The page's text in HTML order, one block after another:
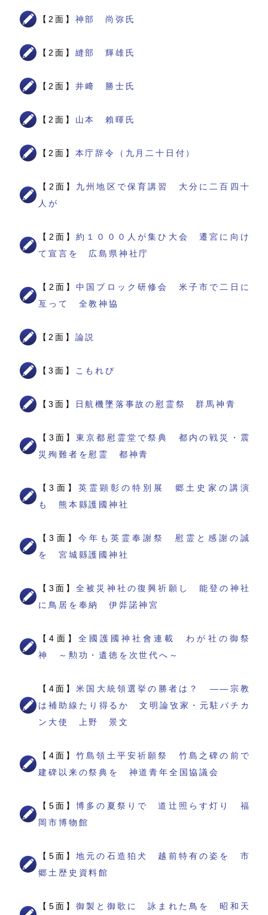
【2面】 神部 尚弥氏
【2面】 縫部 輝雄氏
【2面】 井﨑 勝士氏
【2面】 山本 賴暉氏
【2面】 本庁辞令（九月二十日付）
【2面】 九州地区で保育講習 大分に二百四十
人が
【2面】約１０００人が集ひ大会 遷宮に向け
て宣言を 広島県神社庁
【2面】中国ブロック研修会 米子市で二日に
亙って 全教神協
【2面】 論説
【3面】 こもれび
【3面】 日航機墜落事故の慰霊祭 群馬神青
【3面】東京都慰霊堂で祭典 都内の戦災・震
災殉難者を慰霊 都神青
【3面】 英霊顕彰の特別展 郷土史家の講演
も 熊本縣護國神社
【3面】 今年も英霊奉謝祭 慰霊と感謝の誠
を 宮城縣護國神社
【3面】全被災神社の復興祈願し 能登の神社
に鳥居を奉納 伊弉諾神宮
【4面】 全國護國神社會連載 わが社の御祭
神 ～勲功・遺徳を次世代へ～
【4面】米国大統領選挙の勝者は？ ――宗教
は補助線たり得るか 文明論攷家・元駐バチカ
ン大使 上野 景文
【4面】竹島領土平安祈願祭 竹島之碑の前で
建碑以来の祭典を 神道青年全国協議会
【5面】博多の夏祭りで 道辻照らす灯り 福
岡市博物館
【5面】地元の石造狛犬 越前特有の姿を 市
郷土歴史資料館
【5面】御製と御歌に 詠まれた鳥を 昭和天